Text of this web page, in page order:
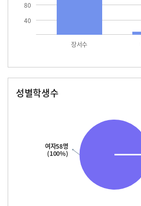
40
80
장서수
성별학생수
여자58명
(100%)